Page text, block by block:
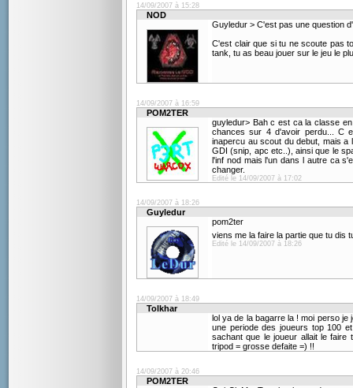
14/09/2007 à 15:28
NOD
Guyledur > C'est pas une question
C'est clair que si tu ne scoute pas
tank, tu as beau jouer sur le jeu le
14/09/2007 à 16:59
POM2TER
guyledur> Bah c est ca la classe
chances sur 4 d'avoir perdu... C
inapercu au scout du debut, mais
GDI (snip, apc etc..), ainsi que le
l'inf nod mais l'un dans l autre ca
changer.
Edité le 14/09/2007 à 17:02
14/09/2007 à 18:26
Guyledur
pom2ter
viens me la faire la partie que tu dis
Edité le 14/09/2007 à 18:26
14/09/2007 à 18:49
Tolkhar
lol ya de la bagarre la ! moi perso
une periode des joueurs top 100
sachant que le joueur allait le
tripod = grosse defaite =) !!
14/09/2007 à 20:46
POM2TER